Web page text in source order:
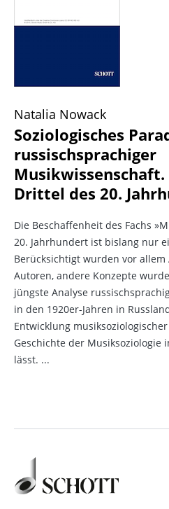
Natalia Nowack
Soziologisches
russischsprachiger
Musikwissenschaft.
Drittel des 20.
Die Beschaffenheit des Fachs
20. Jahrhundert ist bislang nur
Berücksichtigt wurden vor
Autoren, andere Konzepte
jüngste Analyse
in den 1920er-Jahren in
Entwicklung
Geschichte der Musiksoziologie
lässt. ...